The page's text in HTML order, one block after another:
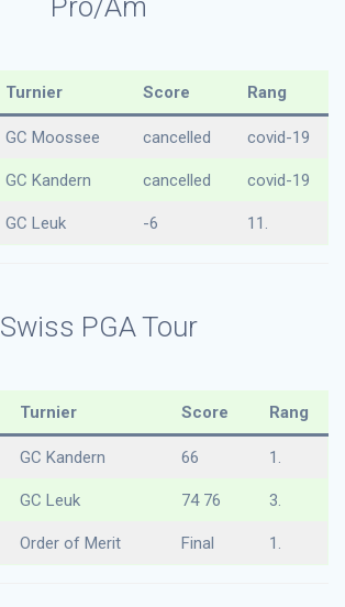
Turnier Score Rang
GC Moossee cancelled covid-19
GC Kandern cancelled covid-19
GC Leuk -6 11.
Swiss PGA Tour
Turnier Score Rang
GC Kandern 66 1.
GC Leuk 74 76 3.
Order of Merit Final 1.